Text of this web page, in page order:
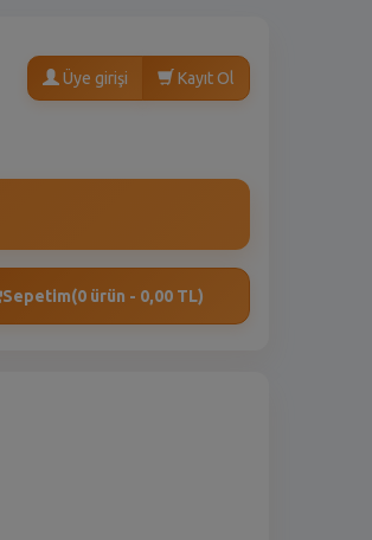
Üye girişi Kayıt Ol
Sepetim(0 ürün - 0,00 TL)